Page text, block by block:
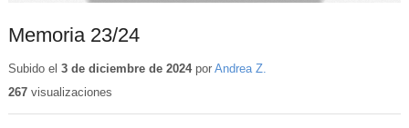
Memoria 23/24
Subido el 3 de diciembre de 2024por Andrea Z.
267visualizaciones